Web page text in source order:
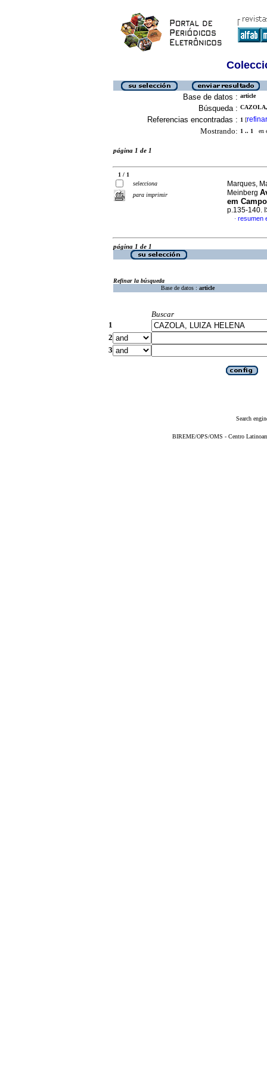
Base de datos : article
Búsqueda :
Referencias encontradas : 1 [refinar
Mostrando: 1 .. 1 en
página 1 de 1
1 / 1
selecciona
para imprimir
Marques,
Meinberg
em
p.135-140.
· resumen
página 1 de 1
Refinar la búsqueda
Base de datos : article
Buscar
1
2
3
Search
BIREME/OPS/OMS - Centro